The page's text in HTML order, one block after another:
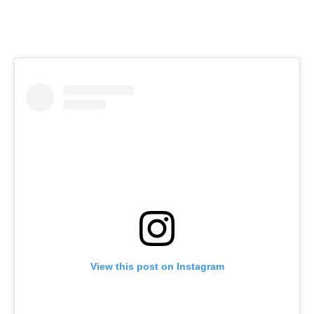
View this post on Instagram